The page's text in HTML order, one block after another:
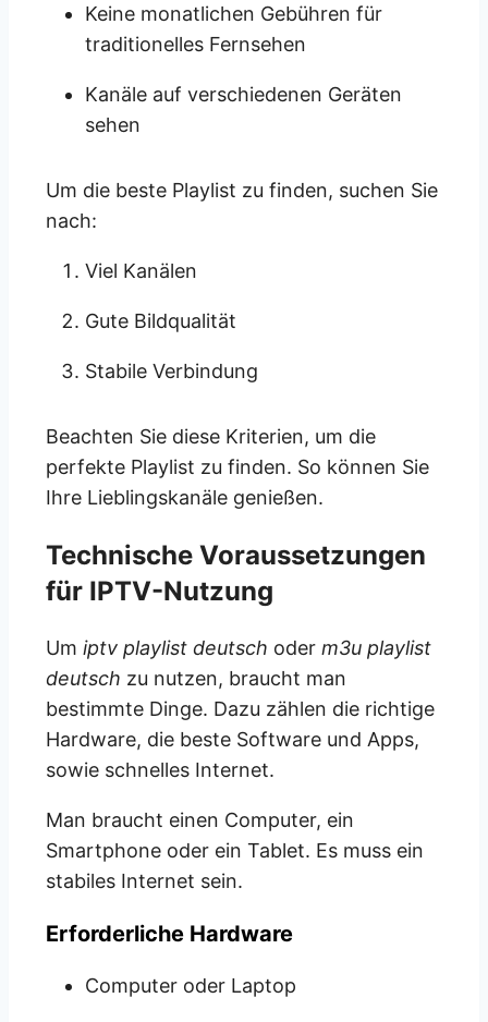
Keine monatlichen Gebühren für
traditionelles Fernsehen
Kanäle auf verschiedenen Geräten
sehen
Um die beste Playlist zu finden, suchen Sie
nach:
Viel Kanälen
Gute Bildqualität
Stabile Verbindung
Beachten Sie diese Kriterien, um die
perfekte Playlist zu finden. So können Sie
Ihre Lieblingskanäle genießen.
Technische Voraussetzungen
für IPTV-Nutzung
Um iptv playlist deutsch oder m3u playlist
deutsch zu nutzen, braucht man
bestimmte Dinge. Dazu zählen die richtige
Hardware, die beste Software und Apps,
sowie schnelles Internet.
Man braucht einen Computer, ein
Smartphone oder ein Tablet. Es muss ein
stabiles Internet sein.
Erforderliche Hardware
Computer oder Laptop